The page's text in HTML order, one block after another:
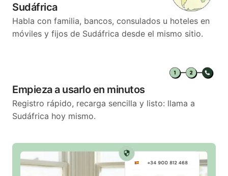
Sudáfrica
Habla con familia, bancos, consulados u hoteles en
móviles y fijos de Sudáfrica desde el mismo sitio.
Empieza a usarlo en minutos
Registro rápido, recarga sencilla y listo: llama a
Sudáfrica hoy mismo.